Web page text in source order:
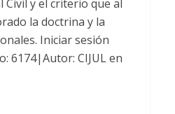
Civil y el criterio que al
la doctrina y la
Iniciar sesión
6174|Autor: CIJUL en